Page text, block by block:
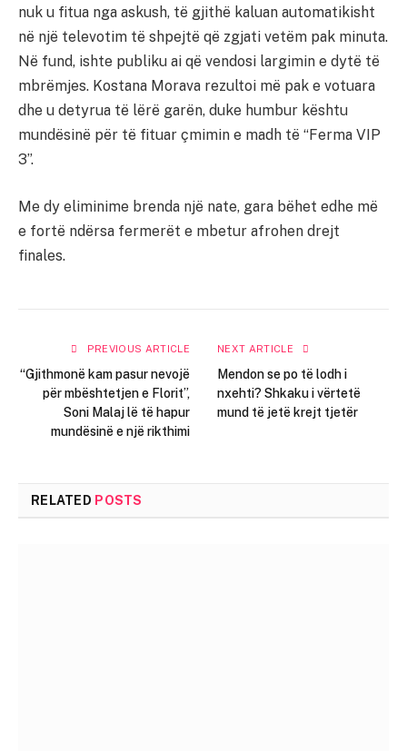
nuk u fitua nga askush, të gjithë kaluan automatikisht
në një televotim të shpejtë që zgjati vetëm pak minuta.
Në fund, ishte publiku ai që vendosi largimin e dytë të
mbrëmjes. Kostana Morava rezultoi më pak e votuara
dhe u detyrua të lërë garën, duke humbur kështu
mundësinë për të fituar çmimin e madh të “Ferma VIP
3”.
Me dy eliminime brenda një nate, gara bëhet edhe më
e fortë ndërsa fermerët e mbetur afrohen drejt
finales.
PREVIOUS ARTICLE
“Gjithmonë kam pasur nevojë
për mbështetjen e Florit”,
Soni Malaj lë të hapur
mundësinë e një rikthimi
NEXT ARTICLE
Mendon se po të lodh i
nxehti? Shkaku i vërtetë
mund të jetë krejt tjetër
RELATED POSTS